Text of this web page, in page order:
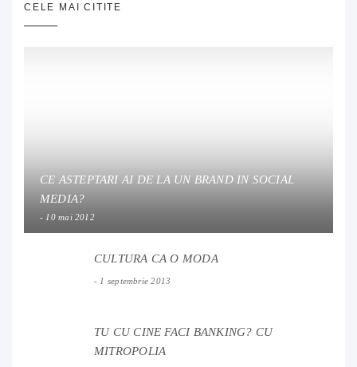
CELE MAI CITITE
CE ASTEPTARI AI DE LA UN BRAND IN SOCIAL
MEDIA?
10 mai 2012
CULTURA CA O MODA
1 septembrie 2013
TU CU CINE FACI BANKING? CU
MITROPOLIA